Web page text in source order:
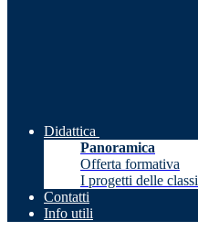
Didattica
Panoramica
Offerta formativa
I progetti delle classi
Contatti
Info utili